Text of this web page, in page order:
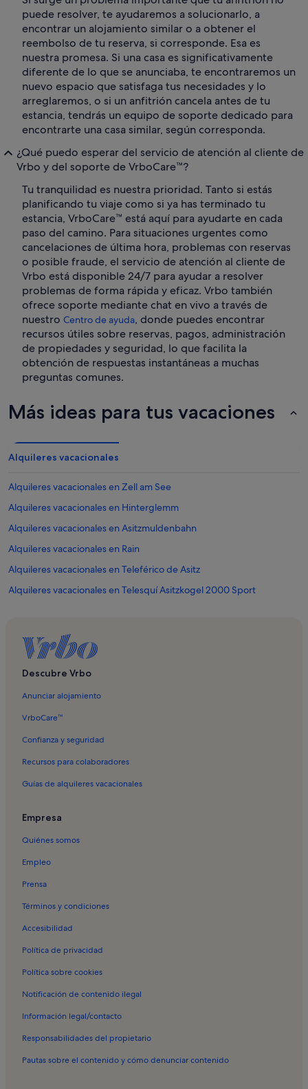
puede resolver, te ayudaremos a solucionarlo, a
encontrar un alojamiento similar o a obtener el
reembolso de tu reserva, si corresponde. Esa es
nuestra promesa. Si una casa es significativamente
diferente de lo que se anunciaba, te encontraremos un
nuevo espacio que satisfaga tus necesidades y lo
arreglaremos, o si un anfitrión cancela antes de tu
estancia, tendrás un equipo de soporte dedicado para
encontrarte una casa similar, según corresponda.
¿Qué puedo esperar del servicio de atención al cliente de
Vrbo y del soporte de VrboCare™?
Tu tranquilidad es nuestra prioridad. Tanto si estás
planificando tu viaje como si ya has terminado tu
estancia, VrboCare™ está aquí para ayudarte en cada
paso del camino. Para situaciones urgentes como
cancelaciones de última hora, problemas con reservas
o posible fraude, el servicio de atención al cliente de
Vrbo está disponible 24/7 para ayudar a resolver
problemas de forma rápida y eficaz. Vrbo también
ofrece soporte mediante chat en vivo a través de
nuestro Centro de ayuda, donde puedes encontrar
recursos útiles sobre reservas, pagos, administración
de propiedades y seguridad, lo que facilita la
obtención de respuestas instantáneas a muchas
preguntas comunes.
Más ideas para tus vacaciones
Alquileres vacacionales
Alquileres vacacionales en Zell am See
Alquileres vacacionales en Hinterglemm
Alquileres vacacionales en Asitzmuldenbahn
Alquileres vacacionales en Rain
Alquileres vacacionales en Teleférico de Asitz
Alquileres vacacionales en Telesquí Asitzkogel 2000 Sport
Alquileres vacacionales en Lahntal
Alquileres vacacionales en Maria Alm am Steinernen Meer
Alquileres vacacionales en Saalbach
Alquileres vacacionales en Saalbach-Hinterglemm
Alquileres vacacionales en Telesquí Schattberg Sprinter
Alquileres vacacionales en Saalfelden am Steinernen Meer
Alquileres vacacionales en Valle del Saalach
Alquileres vacacionales en Viehhofen
Alquileres vacacionales en Vorderglemm
Alquileres vacacionales en Zell am See
Alquileres vacacionales en Bikepark Leogang
Alquileres vacacionales en Lago Prinzensee
Alquileres vacacionales en Saalfelden Sommerrodeln
Alquileres vacacionales en Telesilla Zell am See Xpress
Descubre Vrbo
Anunciar alojamiento
VrboCare™
Confianza y seguridad
Recursos para colaboradores
Guías de alquileres vacacionales
Empresa
Quiénes somos
Empleo
Prensa
Términos y condiciones
Accesibilidad
Política de privacidad
Política sobre cookies
Notificación de contenido ilegal
Información legal/contacto
Responsabilidades del propietario
Pautas sobre el contenido y cómo denunciar contenido